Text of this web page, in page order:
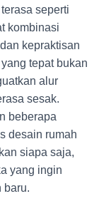
seperti
kombinasi
kepraktisan
tepat bukan
alur
sesak.
beberapa
desain rumah
siapa saja,
yang ingin
baru.